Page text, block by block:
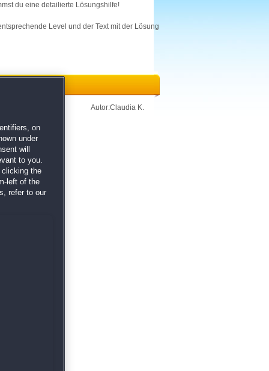
du eine detailierte Lösungshilfe!
Level und der Text mit der Lösung
Autor:Claudia K.
on
under
will
to you.
clicking the
left of the
refer to our